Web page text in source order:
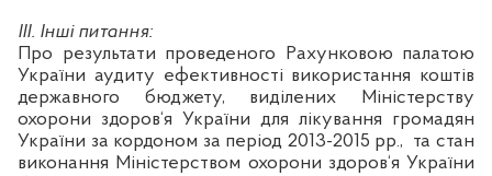
ІІІ. Інші питання:
Про результати проведеного Рахунковою палатою
України аудиту ефективності використання коштів
державного бюджету, виділених Міністерству
охорони здоров‘я України для лікування громадян
України за кордоном за період 2013-2015 рр., та стан
виконання Міністерством охорони здоров‘я України